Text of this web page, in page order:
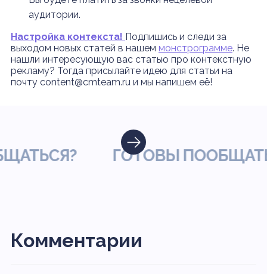
аудитории.
Настройка контекста! Подпишись и следи за
выходом новых статей в нашем монстрограмме. Не
нашли интересующую вас статью про контекстную
рекламу? Тогда присылайте идею для статьи на
почту content@cmteam.ru и мы напишем её!
ГОТОВЫ
Комментарии